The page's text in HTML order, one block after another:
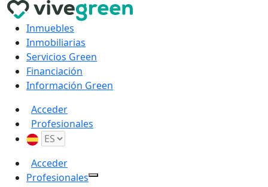
Inmuebles
Inmobiliarias
Servicios Green
Financiación
Información Green
Acceder
Profesionales
Acceder
Profesionales